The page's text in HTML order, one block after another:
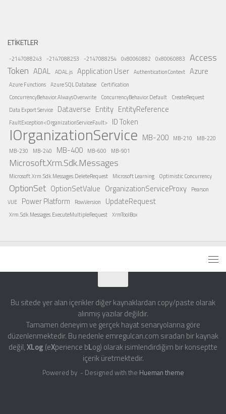
ETIKETLER
-2147088243 -2147088253 -2147088254 0x80060882 0x80060883
Access
Token ADAL ADAL.js Application User AuthenticationContext Azure
Azure Functions Azure SQL Database
Certification
ConcurrencyBehavior.AlwaysOverwrite
ConcurrencyBehavior.Default
CreateRequest
Data Export Service
Dataverse Entity EntityReference
FaultException<OrganizationServiceFault> ID Token
IOrganizationService MB-200 MB-210
MB-220
MB-230
MB-240 MB-400 MB-600 MB-901
Microsoft.Xrm.Sdk.Messages
Microsoft.Xrm.Sdk.Messages.DeleteRequest Microsoft Learning Optimistic Concurrency
OptionSet OptionSetValue OrganizationServiceProxy
Pearson
VUE
Power Platform RowVersion UpdateRequest
Xrm.Sdk.Messages.ExecuteMultipleRequest XrmToolBox
Bu sitede yer alan içerikler diğer kaynaklardan copy/paste olarak
alınmış yazılar değildir.
Tamamen deneyim ve gerçek hayat senaryolarına göre
düzenlenmektedir. Bu nedenle emregulcan.com sıradan bir kaynak
değil,XLog (eXperience bLog) olarak isimlendirdiğim bir konseptte
içerik üretmektedir.
Powered by - Designed with the Hueman theme